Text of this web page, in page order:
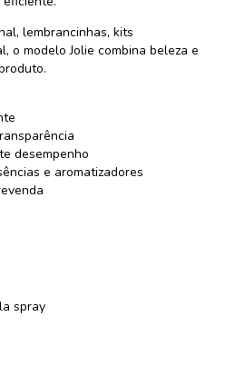
lembrancinhas, kits
o modelo Jolie combina beleza e
desempenho
e aromatizadores
spray